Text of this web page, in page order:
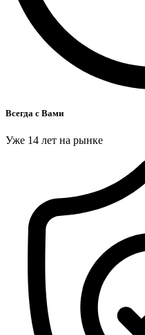
Всегда с Вами
Уже 14 лет на рынке